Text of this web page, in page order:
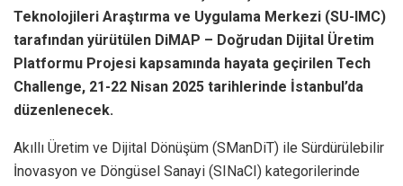
Teknolojileri Araştırma ve Uygulama Merkezi (SU-IMC)
tarafından yürütülen DiMAP – Doğrudan Dijital Üretim
Platformu Projesi kapsamında hayata geçirilen Tech
Challenge, 21-22 Nisan 2025 tarihlerinde İstanbul’da
düzenlenecek.
Akıllı Üretim ve Dijital Dönüşüm (SManDiT) ile Sürdürülebilir
İnovasyon ve Döngüsel Sanayi (SINaCI) kategorilerinde